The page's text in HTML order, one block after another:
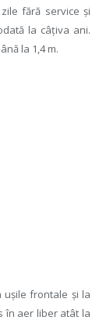
fără service şi
la câţiva ani.
la 1,4 m.
uşile frontale şi la
în aer liber atât la